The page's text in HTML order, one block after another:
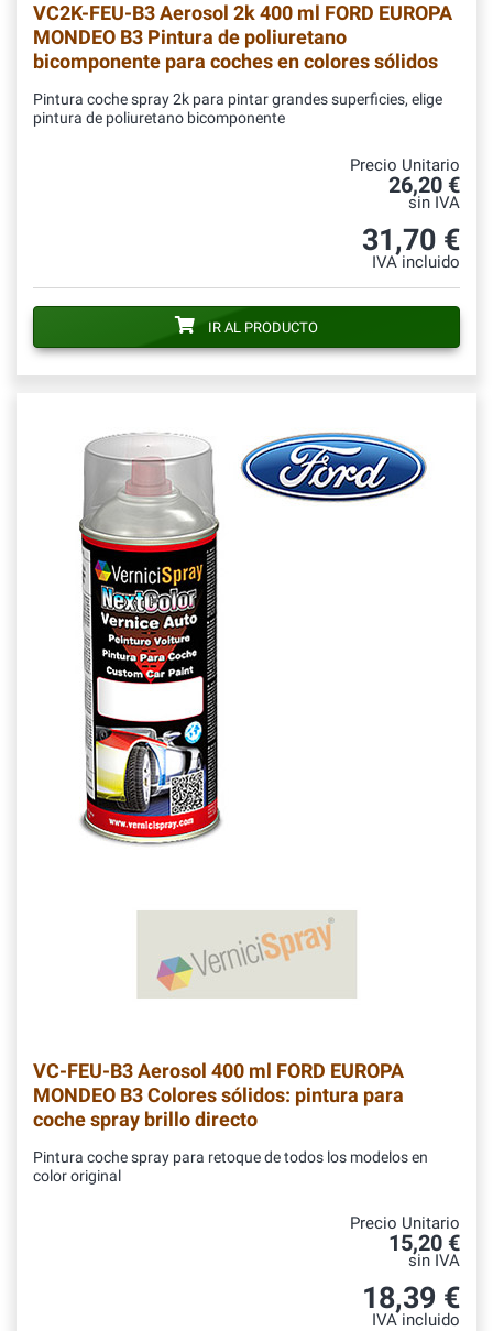
VC2K-FEU-B3Aerosol 2k 400 ml FORD EUROPA
MONDEO B3 Pintura de poliuretano
bicomponente para coches en colores sólidos
Pintura coche spray 2k para pintar grandes superficies, elige
pintura de poliuretano bicomponente
Precio Unitario
26,20 €
sin IVA
31,70 €
IVA incluido
IR AL PRODUCTO
VC-FEU-B3Aerosol 400 ml FORD EUROPA
MONDEO B3 Colores sólidos: pintura para
coche spray brillo directo
Pintura coche spray para retoque de todos los modelos en
color original
Precio Unitario
15,20 €
sin IVA
18,39 €
IVA incluido